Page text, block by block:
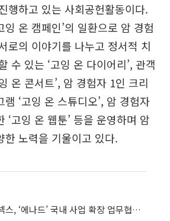
행하고 있는 사회공헌활동이다.
잉 온 캠페인’의 일환으로 암 경험
로의 이야기를 나누고 정서적 치
수 있는 ‘고잉 온 다이어리’, 관객
온 콘서트’, 암 경험자 1인 크리
‘고잉 온 스튜디오’, 암 경험자
‘고잉 온 웹툰’ 등을 운영하며 암
한 노력을 기울이고 있다.
올림푸스한국·아이넥스, ‘에나드’ 국내 사업 확장 업무협약 체결